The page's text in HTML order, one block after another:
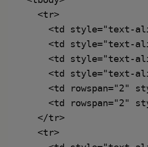
    <tr>
<td style="text-
<td style="text-
<td style="text-
<td style="text-
<td rowspan="2"
<td rowspan="2"
    </tr>
    <tr>